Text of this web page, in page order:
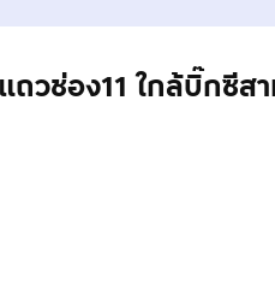
วช่อง11 ใกล้บิ๊กซี